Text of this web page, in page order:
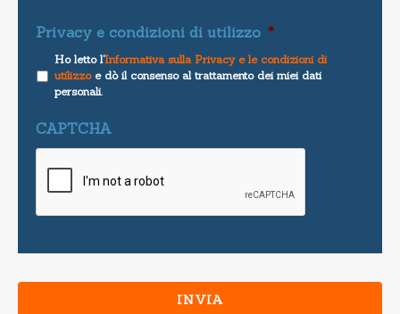
Privacy e condizioni di utilizzo *
Ho letto l'Informativa sulla Privacy e le condizioni di
utilizzoe dò il consenso al trattamento dei miei dati
personali.
CAPTCHA